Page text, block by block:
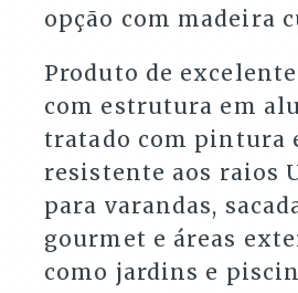
opção com madeira
Produto de
com estrutura em
tratado com pintura
resistente aos raios
para varandas,
gourmet e áreas
como jardins e